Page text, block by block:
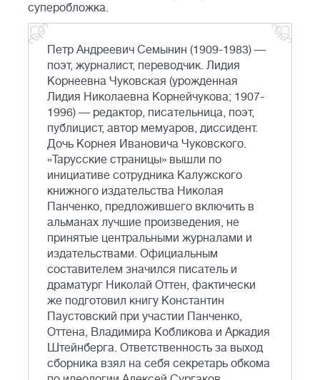
суперобложка.
Петр Андреевич Семынин (1909-1983) —
поэт, журналист, переводчик. Лидия
Корнеевна Чуковская (урожденная
Лидия Николаевна Корнейчукова; 1907-
1996) — редактор, писательница, поэт,
публицист, автор мемуаров, диссидент.
Дочь Корнея Ивановича Чуковского.
«Тарусские страницы» вышли по
инициативе сотрудника Калужского
книжного издательства Николая
Панченко, предложившего включить в
альманах лучшие произведения, не
принятые центральными журналами и
издательствами. Официальным
составителем значился писатель и
драматург Николай Оттен, фактически
же подготовил книгу Константин
Паустовский при участии Панченко,
Оттена, Владимира Кобликова и Аркадия
Штейнберга. Ответственность за выход
сборника взял на себя секретарь обкома